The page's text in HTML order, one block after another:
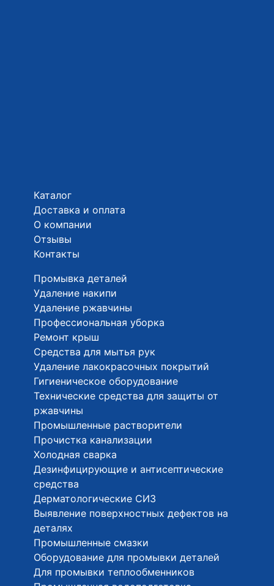
Каталог
Доставка и оплата
О компании
Отзывы
Контакты
Промывка деталей
Удаление накипи
Удаление ржавчины
Профессиональная уборка
Ремонт крыш
Средства для мытья рук
Удаление лакокрасочных покрытий
Гигиеническое оборудование
Технические средства для защиты от
ржавчины
Промышленные растворители
Прочистка канализации
Холодная сварка
Дезинфицирующие и антисептические
средства
Дерматологические СИЗ
Выявление поверхностных дефектов на
деталях
Промышленные смазки
Оборудование для промывки деталей
Для промывки теплообменников